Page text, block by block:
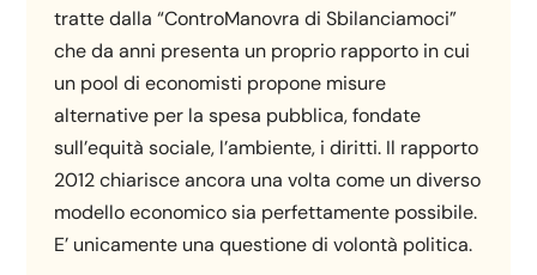
tratte dalla “ControManovra di Sbilanciamoci”
che da anni presenta un proprio rapporto in cui
un pool di economisti propone misure
alternative per la spesa pubblica, fondate
sull’equità sociale, l’ambiente, i diritti. Il rapporto
2012 chiarisce ancora una volta come un diverso
modello economico sia perfettamente possibile.
E’ unicamente una questione di volontà politica.